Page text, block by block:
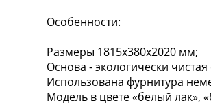
Особенности:
Размеры 1815x380x2020 мм;
Основа - экологически чистая
Использована фурнитура
Модель в цвете «белый лак»,